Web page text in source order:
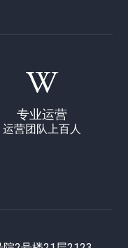
专业运营
运营团队上百人